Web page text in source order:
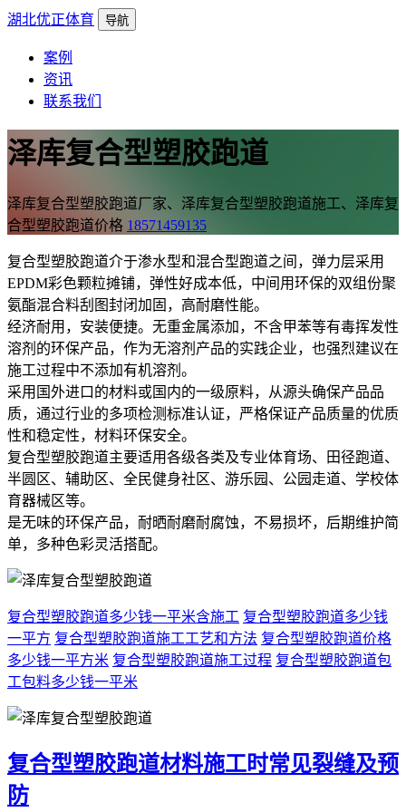
湖北优正体育 导航
案例
资讯
联系我们
泽库复合型塑胶跑道
泽库复合型塑胶跑道厂家、泽库复合型塑胶跑道施工、泽库复
合型塑胶跑道价格 18571459135
复合型塑胶跑道介于渗水型和混合型跑道之间，弹力层采用
EPDM彩色颗粒摊铺，弹性好成本低，中间用环保的双组份聚
氨酯混合料刮图封闭加固，高耐磨性能。
经济耐用，安装便捷。无重金属添加，不含甲苯等有毒挥发性
溶剂的环保产品，作为无溶剂产品的实践企业，也强烈建议在
施工过程中不添加有机溶剂。
采用国外进口的材料或国内的一级原料，从源头确保产品品
质，通过行业的多项检测标准认证，严格保证产品质量的优质
性和稳定性，材料环保安全。
复合型塑胶跑道主要适用各级各类及专业体育场、田径跑道、
半圆区、辅助区、全民健身社区、游乐园、公园走道、学校体
育器械区等。
是无味的环保产品，耐晒耐磨耐腐蚀，不易损坏，后期维护简
单，多种色彩灵活搭配。
复合型塑胶跑道多少钱一平米含施工 复合型塑胶跑道多少钱
一平方 复合型塑胶跑道施工工艺和方法 复合型塑胶跑道价格
多少钱一平方米 复合型塑胶跑道施工过程 复合型塑胶跑道包
工包料多少钱一平米
复合型塑胶跑道材料施工时常见裂缝及预
防